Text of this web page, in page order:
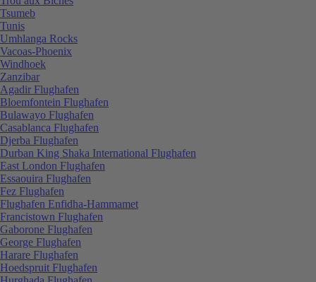
Tsumeb
Tunis
Umhlanga Rocks
Vacoas-Phoenix
Windhoek
Zanzibar
Agadir Flughafen
Bloemfontein Flughafen
Bulawayo Flughafen
Casablanca Flughafen
Djerba Flughafen
Durban King Shaka International Flughafen
East London Flughafen
Essaouira Flughafen
Fez Flughafen
Flughafen Enfidha-Hammamet
Francistown Flughafen
Gaborone Flughafen
George Flughafen
Harare Flughafen
Hoedspruit Flughafen